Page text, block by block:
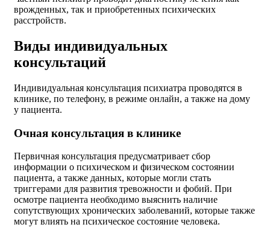
врожденных, так и приобретенных психических
расстройств.
Виды индивидуальных
консультаций
Индивидуальная консультация психиатра проводятся в
клинике, по телефону, в режиме онлайн, а также на дому
у пациента.
Очная консультация в клинике
Первичная консультация предусматривает сбор
информации о психическом и физическом состоянии
пациента, а также данных, которые могли стать
триггерами для развития тревожности и фобий. При
осмотре пациента необходимо выяснить наличие
сопутствующих хронических заболеваний, которые также
могут влиять на психическое состояние человека.